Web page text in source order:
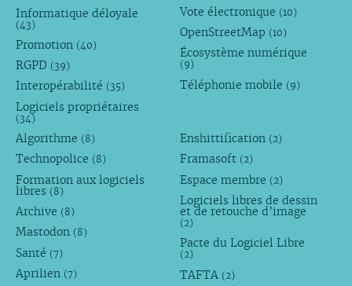
Informatique déloyale
(43)
Promotion (40)
RGPD (39)
Interopérabilité (35)
Logiciels propriétaires
(34)
Vote électronique (10)
OpenStreetMap (10)
Écosystème numérique
(9)
Téléphonie mobile (9)
Algorithme (8)
Technopolice (8)
Formation aux logiciels
libres (8)
Archive (8)
Mastodon (8)
Santé (7)
Aprilien (7)
Enshittification (2)
Framasoft (2)
Espace membre (2)
Logiciels libres de dessin
et de retouche d’image
(2)
Pacte du Logiciel Libre
(2)
TAFTA (2)